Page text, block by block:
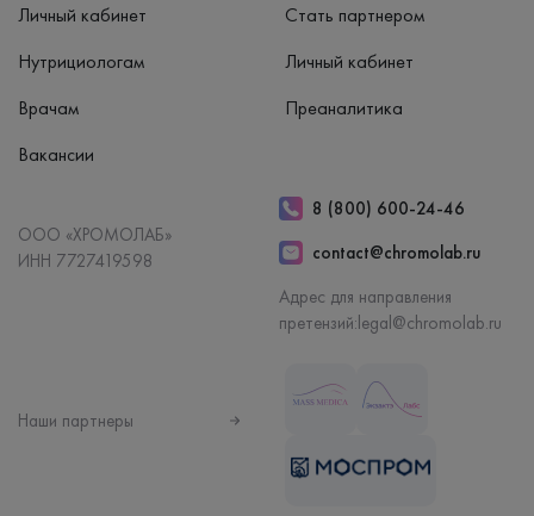
Личный кабинет
Нутрициологам
Врачам
Вакансии
Стать партнером
Личный кабинет
Преаналитика
ООО «ХРОМОЛАБ»
ИНН 7727419598
8 (800) 600-24-46
contact@chromolab.ru
Адрес для направления
претензий:legal@chromolab.ru
Наши партнеры